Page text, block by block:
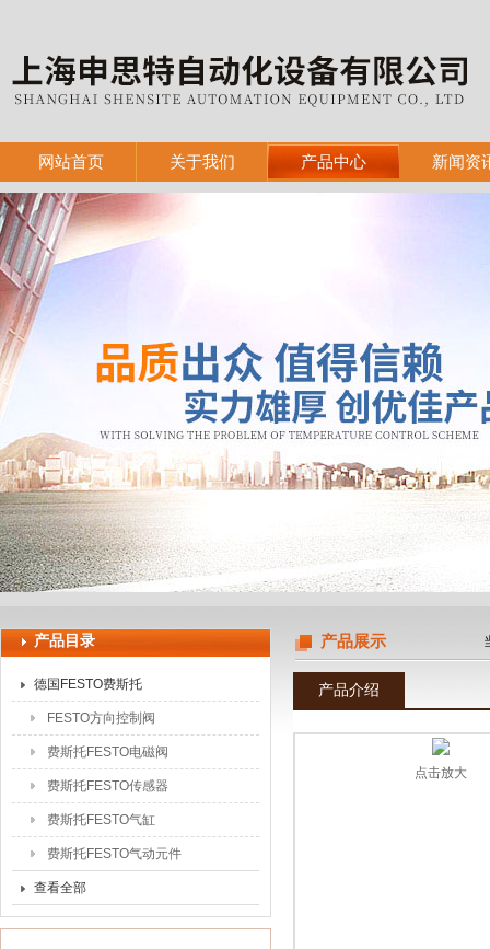
上海申思特自动化设备有限公司
网站首页 关于我们 产品中心 新闻资
产品目录
德国FESTO费斯托
FESTO方向控制阀
费斯托FESTO电磁阀
费斯托FESTO传感器
费斯托FESTO气缸
费斯托FESTO气动元件
查看全部
产品展示
产品介绍
点击放大